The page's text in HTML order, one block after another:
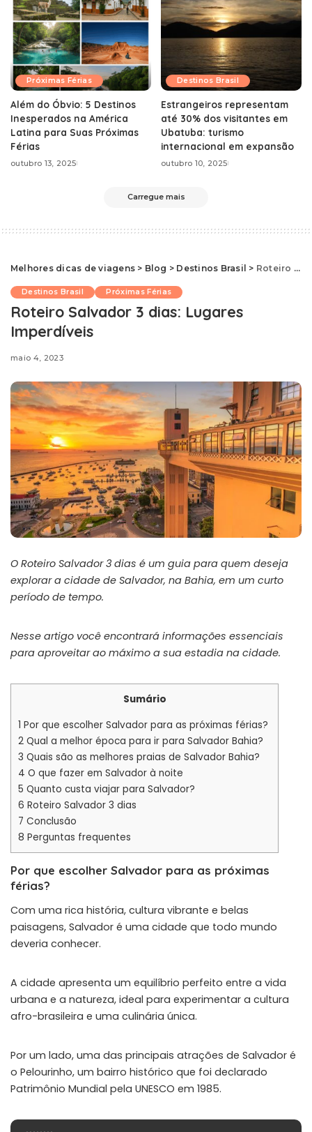
Próximas Férias
Além do Óbvio: 5 Destinos
Inesperados na América
Latina para Suas Próximas
Férias
outubro 13, 2025
Destinos Brasil
Estrangeiros representam
até 30% dos visitantes em
Ubatuba: turismo
internacional em expansão
outubro 10, 2025
Carregue mais
Melhores dicas de viagens > Blog > Destinos Brasil > Roteiro Salvador 3 dias: Lugares Imperdíveis
Destinos Brasil Próximas Férias
Roteiro Salvador 3 dias: Lugares
Imperdíveis
maio 4, 2023
O Roteiro Salvador 3 dias é um guia para quem deseja
explorar a cidade de Salvador, na Bahia, em um curto
período de tempo.
Nesse artigo você encontrará informações essenciais
para aproveitar ao máximo a sua estadia na cidade.
Sumário
1 Por que escolher Salvador para as próximas férias?
2 Qual a melhor época para ir para Salvador Bahia?
3 Quais são as melhores praias de Salvador Bahia?
4 O que fazer em Salvador à noite
5 Quanto custa viajar para Salvador?
6 Roteiro Salvador 3 dias
7 Conclusão
8 Perguntas frequentes
Por que escolher Salvador para as próximas
férias?
Com uma rica história, cultura vibrante e belas
paisagens, Salvador é uma cidade que todo mundo
deveria conhecer.
A cidade apresenta um equilíbrio perfeito entre a vida
urbana e a natureza, ideal para experimentar a cultura
afro-brasileira e uma culinária única.
Por um lado, uma das principais atrações de Salvador é
o Pelourinho, um bairro histórico que foi declarado
Patrimônio Mundial pela UNESCO em 1985.